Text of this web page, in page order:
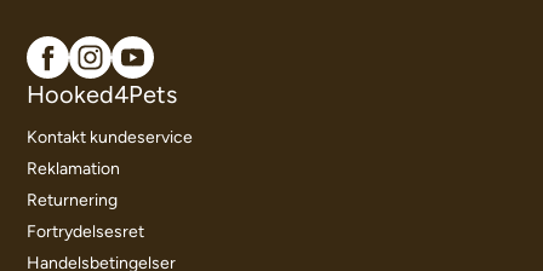
Hooked4Pets
Kontakt kundeservice
Reklamation
Returnering
Fortrydelsesret
Handelsbetingelser